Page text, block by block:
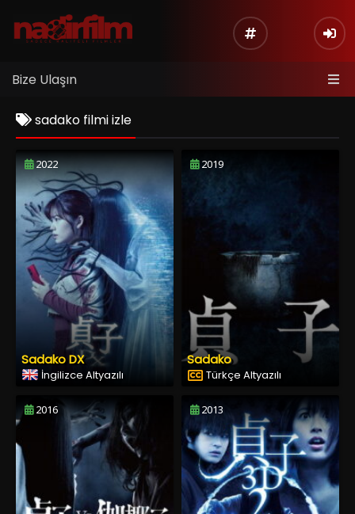
Bize Ulaşın
sadako filmi izle
2022
Sadako DX
İngilizce Altyazılı
2019
Sadako
Türkçe Altyazılı
2016 2013